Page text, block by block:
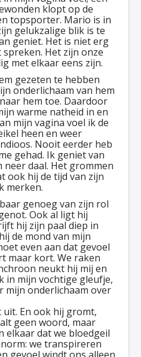
klopt op de
topsporter. Mario is in
gelukzalige blik is te
geniet. Het is niet erg
Het zijn onze
met elkaar eens zijn.
gezeten te hebben
onderlichaam van hem
hem toe. Daardoor
warme natheid in en
mijn vagina voel ik de
heen en weer
Nooit eerder heb
gehad. Ik geniet van
daal. Het grommen
ook hij de tijd van zijn
merken.
genoeg van zijn rol
Ook al ligt hij
hij zijn paal diep in
de mond van mijn
even aan dat gevoel
maar kort. We raken
neukt hij mij en
in mijn vochtige gleufje,
mijn onderlichaam over
uit. En ook hij gromt,
geen woord, maar
elkaar dat we bloedgeil
we transpireren